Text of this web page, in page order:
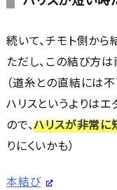
続いて、チモト側から
ただし、この結び方
（道糸との直結には
ハリスというよりは
ので、ハリスが非常
りにくいかも）
本結び